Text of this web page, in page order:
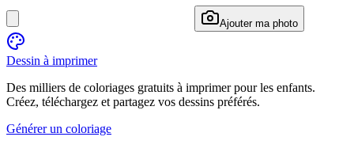
Ajouter ma photo
Dessin à imprimer
Des milliers de coloriages gratuits à imprimer pour les enfants.
Créez, téléchargez et partagez vos dessins préférés.
Générer un coloriage